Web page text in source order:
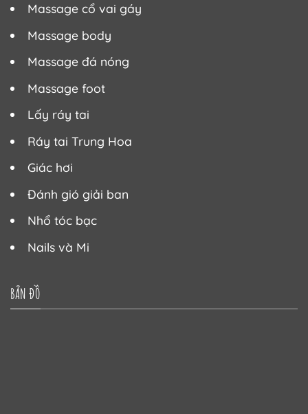
Massage cổ vai gáy
Massage body
Massage đá nóng
Massage foot
Lấy ráy tai
Ráy tai Trung Hoa
Giác hơi
Đánh gió giải ban
Nhổ tóc bạc
Nails và Mi
BẢN ĐỒ